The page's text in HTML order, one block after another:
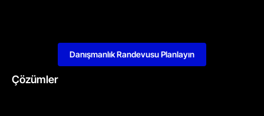
Çözümler
Danışmanlık Randevusu Planlayın